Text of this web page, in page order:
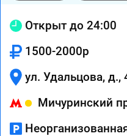
Открыт до 24:00
1500-2000р
ул. Удальцова, д.,
Мичуринский